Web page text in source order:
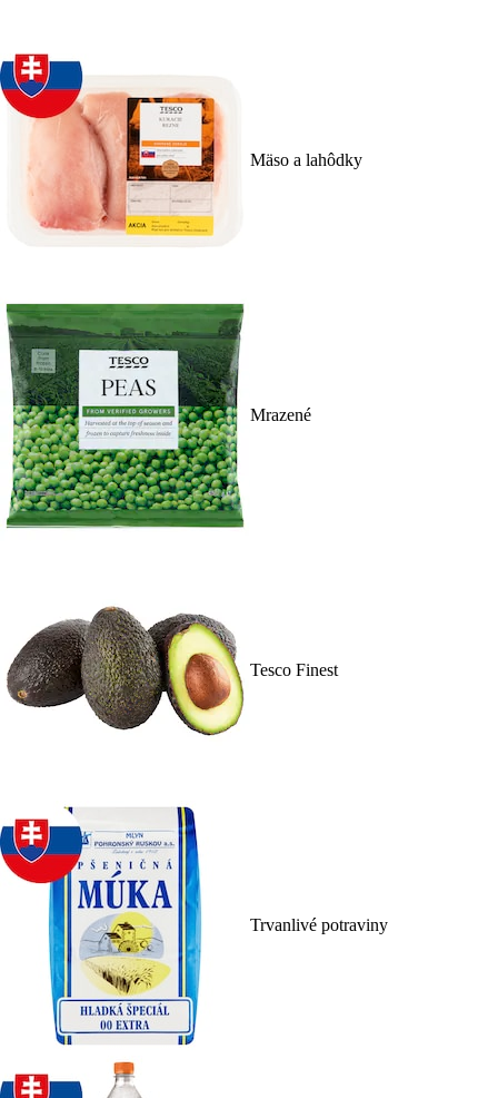
Mäso a lahôdky
Mrazené
Tesco Finest
Trvanlivé potraviny